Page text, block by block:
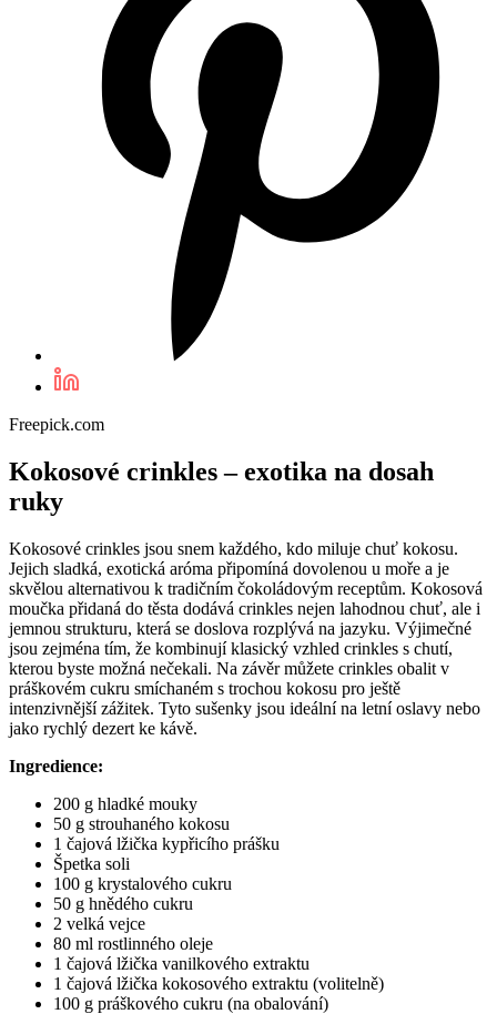
Freepick.com
Kokosové crinkles – exotika na dosah
ruky
Kokosové crinkles jsou snem každého, kdo miluje chuť kokosu.
Jejich sladká, exotická aróma připomíná dovolenou u moře a je
skvělou alternativou k tradičním čokoládovým receptům. Kokosová
moučka přidaná do těsta dodává crinkles nejen lahodnou chuť, ale i
jemnou strukturu, která se doslova rozplývá na jazyku. Výjimečné
jsou zejména tím, že kombinují klasický vzhled crinkles s chutí,
kterou byste možná nečekali. Na závěr můžete crinkles obalit v
práškovém cukru smíchaném s trochou kokosu pro ještě
intenzivnější zážitek. Tyto sušenky jsou ideální na letní oslavy nebo
jako rychlý dezert ke kávě.
Ingredience:
200 g hladké mouky
50 g strouhaného kokosu
1 čajová lžička kypřicího prášku
Špetka soli
100 g krystalového cukru
50 g hnědého cukru
2 velká vejce
80 ml rostlinného oleje
1 čajová lžička vanilkového extraktu
1 čajová lžička kokosového extraktu (volitelně)
100 g práškového cukru (na obalování)